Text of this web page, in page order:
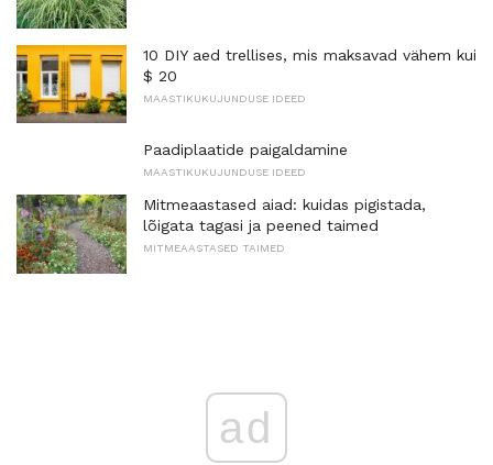
10 DIY aed trellises, mis maksavad vähem kui
$ 20
MAASTIKUKUJUNDUSE IDEED
Paadiplaatide paigaldamine
MAASTIKUKUJUNDUSE IDEED
Mitmeaastased aiad: kuidas pigistada,
lõigata tagasi ja peened taimed
MITMEAASTASED TAIMED
ad